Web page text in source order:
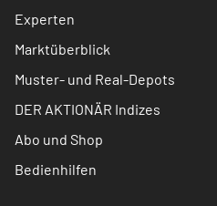
Experten
Marktüberblick
Muster- und Real-Depots
DER AKTIONÄR Indizes
Abo und Shop
Bedienhilfen